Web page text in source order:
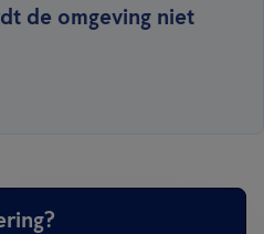
de omgeving niet